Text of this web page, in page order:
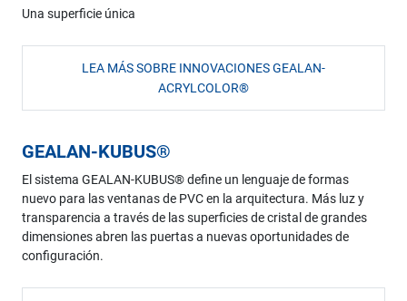
Una superficie única
LEA MÁS SOBRE INNOVACIONES GEALAN-
ACRYLCOLOR®
GEALAN-KUBUS®
El sistema GEALAN-KUBUS® define un lenguaje de formas
nuevo para las ventanas de PVC en la arquitectura. Más luz y
transparencia a través de las superficies de cristal de grandes
dimensiones abren las puertas a nuevas oportunidades de
configuración.